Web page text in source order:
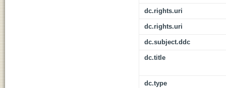
dc.rights.uri
dc.rights.uri
dc.subject.ddc
dc.title
dc.type